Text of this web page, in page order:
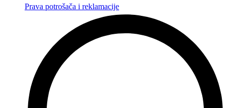
Prava potrošača i reklamacije